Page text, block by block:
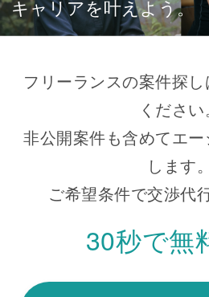
キャリアを叶えよう。
フリーランスの案件探
ください
非公開案件も含めてエ
します。
ご希望条件で交渉代
30秒で無